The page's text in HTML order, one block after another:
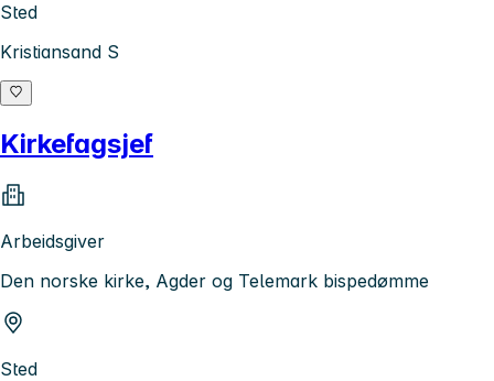
Sted
Kristiansand S
Kirkefagsjef
Arbeidsgiver
Den norske kirke, Agder og Telemark bispedømme
Sted